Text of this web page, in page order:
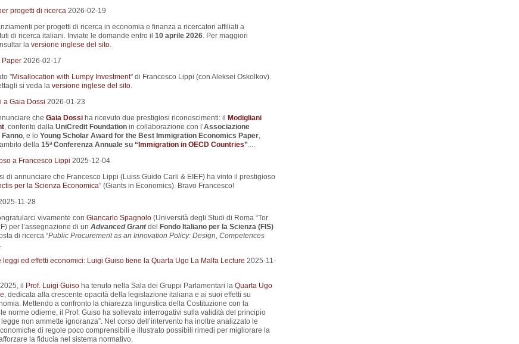
progetti di ricerca 2026-02-19
per progetti di ricerca in economia e finanza a ricercatori affiliati a
di ricerca italiani. Inviate le domande entro il 10 aprile 2026. Per maggiori
la versione inglese del sito.
Paper 2026-02-17
"Misallocation with Lumpy Investment" di Francesco Lippi (con Aleksei Oskolkov).
si veda la versione inglese del sito.
a Gaia Dossi 2026-01-23
che Gaia Dossiha ricevuto due prestigiosi riconoscimenti: il
Modigliani
, conferito dalla UniCredit Foundationin collaborazione con l’Associazione
, e lo Young Scholar Award for the Best Immigration Economics Paper,
della 15ª Conferenza Annuale su“ Immigration in OECD Countries”....
a Francesco Lippi 2025-12-04
di annunciare che Francesco Lippi (Luiss Guido Carli & EIEF) ha vinto il prestigioso
per la Scienza Economica” (Giants in Economics). Bravo Francesco!
11-28
vivamente con Giancarlo Spagnolo(Università degli Studi di Roma “Tor
per l’assegnazione di un Advanced Grantdel
Fondo Italiano per la Scienza (FIS)
di ricerca “Public Procurement as an Innovation Policy: Design, Competences
ed effetti economici: Luigi Guiso tiene la Quarta Ugo La Malfa Lecture 2025-11-
il
Prof. Luigi Guisoha tenuto nella Sala dei Gruppi Parlamentari la Quarta Ugo
, dedicata alla crescente opacità della legislazione italiana e ai suoi effetti su
Mettendo a confronto la chiarezza linguistica della Costituzione con la
norme odierne, il Prof. Guiso ha sollevato interrogativi sulla validità del principio
non ammette ignoranza”. Nel corso dell’intervento ha inoltre analizzato le
di regole poco comprensibili e illustrato possibili rimedi per migliorare la
la fiducia nel sistema normativo.